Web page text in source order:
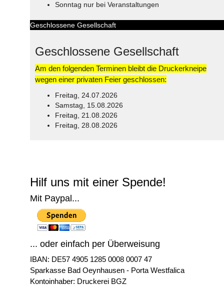
Sonntag nur bei Veranstaltungen
Geschlossene Gesellschaft
Geschlossene Gesellschaft
Am den folgenden Terminen bleibt die Druckerkneipe
wegen einer privaten Feier geschlossen:
Freitag, 24.07.2026
Samstag, 15.08.2026
Freitag, 21.08.2026
Freitag, 28.08.2026
Hilf uns mit einer Spende!
Mit Paypal...
... oder einfach per Überweisung
IBAN: DE57 4905 1285 0008 0007 47
Sparkasse Bad Oeynhausen - Porta Westfalica
Kontoinhaber: Druckerei BGZ